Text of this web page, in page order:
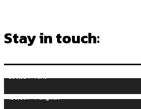
Stay in touch:
255,324 Fans
128,657 Pengikut